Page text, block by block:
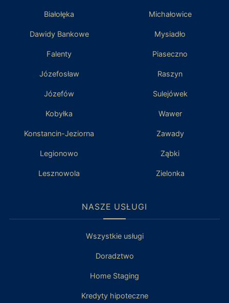
Białołęka
Dawidy Bankowe
Falenty
Józefosław
Józefów
Kobyłka
Konstancin-Jeziorna
Legionowo
Lesznowola
Michałowice
Mysiadło
Piaseczno
Raszyn
Sulejówek
Wawer
Zawady
Ząbki
Zielonka
NASZE USŁUGI
Wszystkie usługi
Doradztwo
Home Staging
Kredyty hipoteczne